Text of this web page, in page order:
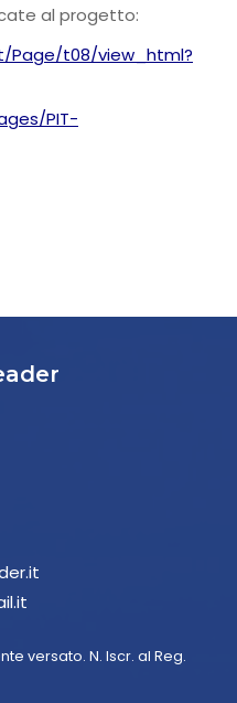
al progetto:
Page/t08/view_html?
PIT-
versato. N. Iscr. al Reg.